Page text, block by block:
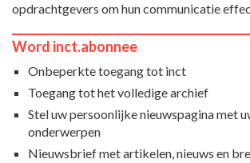
opdrachtgevers om hun communicatie
Word inct.abonnee
Onbeperkte toegang tot inct
Toegang tot het volledige archief
Stel uw persoonlijke nieuwspagina met
onderwerpen
Nieuwsbrief met artikelen, nieuws en